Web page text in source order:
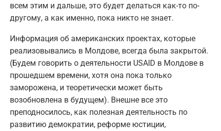
всем этим и дальше, это будет делаться как-то по-
другому, а как именно, пока никто не знает.
Информация об американских проектах, которые
реализовывались в Молдове, всегда была закрытой.
(Будем говорить о деятельности USAID в Молдове в
прошедшем времени, хотя она пока только
заморожена, и теоретически может быть
возобновлена в будущем). Внешне все это
преподносилось, как полезная деятельность по
развитию демократии, реформе юстиции,